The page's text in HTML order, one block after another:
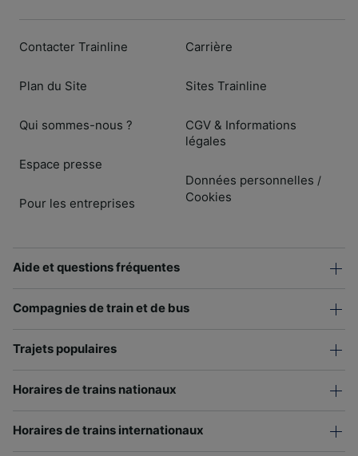
Contacter Trainline
Plan du Site
Qui sommes-nous ?
Espace presse
Pour les entreprises
Carrière
Sites Trainline
CGV & Informations
légales
Données personnelles /
Cookies
Aide et questions fréquentes
Compagnies de train et de bus
Trajets populaires
Horaires de trains nationaux
Horaires de trains internationaux